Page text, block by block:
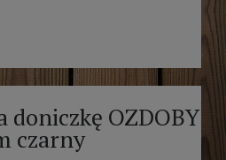
doniczkę OZDOBY
czarny